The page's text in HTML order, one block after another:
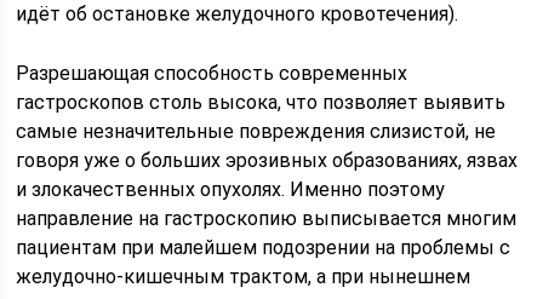
идёт об остановке желудочного кровотечения).
Разрешающая способность современных
гастроскопов столь высока, что позволяет выявить
самые незначительные повреждения слизистой, не
говоря уже о больших эрозивных образованиях, язвах
и злокачественных опухолях. Именно поэтому
направление на гастроскопию выписывается многим
пациентам при малейшем подозрении на проблемы с
желудочно-кишечным трактом, а при нынешнем